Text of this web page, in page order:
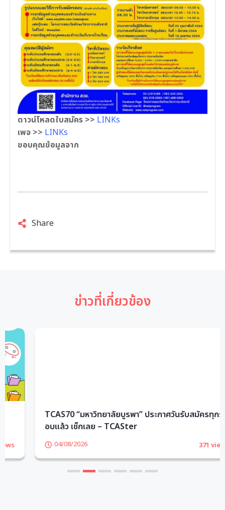
ดาวน์โหลดใบสมัคร >> LINKs
เพจ >> LINKs
ขอบคุณข้อมูลจาก
Share
ข่าวที่เกี่ยวข้อง
TCAS70 “มหาวิทยาลัยบูรพา” ประกาศวันรับสมัครทุกร
อบแล้ว เช็กเลย – TCASter
04/08/2026 371 views
3 4 5 6